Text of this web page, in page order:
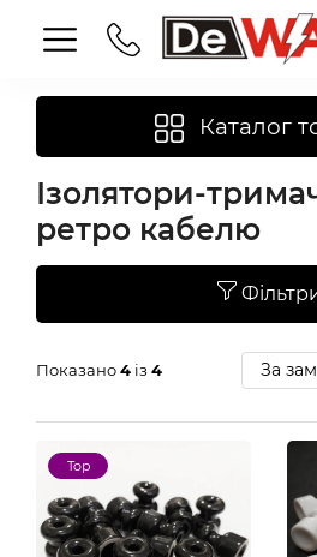
Каталог
Ізолятори-
ретро кабелю
Показано4 із 4
Top